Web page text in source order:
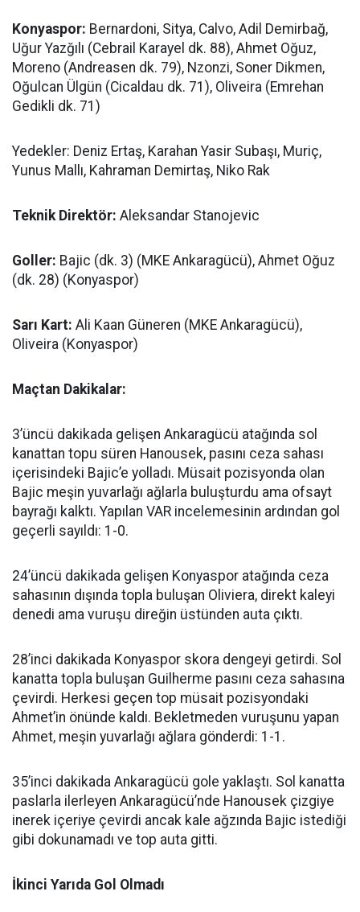
Konyaspor: Bernardoni, Sitya, Calvo, Adil Demirbağ,
Uğur Yazğılı (Cebrail Karayel dk. 88), Ahmet Oğuz,
Moreno (Andreasen dk. 79), Nzonzi, Soner Dikmen,
Oğulcan Ülgün (Cicaldau dk. 71), Oliveira (Emrehan
Gedikli dk. 71)
Yedekler: Deniz Ertaş, Karahan Yasir Subaşı, Muriç,
Yunus Mallı, Kahraman Demirtaş, Niko Rak
Teknik Direktör: Aleksandar Stanojevic
Goller: Bajic (dk. 3) (MKE Ankaragücü), Ahmet Oğuz
(dk. 28) (Konyaspor)
Sarı Kart: Ali Kaan Güneren (MKE Ankaragücü),
Oliveira (Konyaspor)
Maçtan Dakikalar:
3’üncü dakikada gelişen Ankaragücü atağında sol
kanattan topu süren Hanousek, pasını ceza sahası
içerisindeki Bajic’e yolladı. Müsait pozisyonda olan
Bajic meşin yuvarlağı ağlarla buluşturdu ama ofsayt
bayrağı kalktı. Yapılan VAR incelemesinin ardından gol
geçerli sayıldı: 1-0.
24’üncü dakikada gelişen Konyaspor atağında ceza
sahasının dışında topla buluşan Oliviera, direkt kaleyi
denedi ama vuruşu direğin üstünden auta çıktı.
28’inci dakikada Konyaspor skora dengeyi getirdi. Sol
kanatta topla buluşan Guilherme pasını ceza sahasına
çevirdi. Herkesi geçen top müsait pozisyondaki
Ahmet’in önünde kaldı. Bekletmeden vuruşunu yapan
Ahmet, meşin yuvarlağı ağlara gönderdi: 1-1.
35’inci dakikada Ankaragücü gole yaklaştı. Sol kanatta
paslarla ilerleyen Ankaragücü’nde Hanousek çizgiye
inerek içeriye çevirdi ancak kale ağzında Bajic istediği
gibi dokunamadı ve top auta gitti.
İkinci Yarıda Gol Olmadı